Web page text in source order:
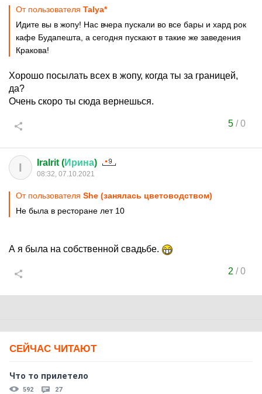
От пользователя Talya*
Идите вы в жопу! Нас вчера пускали во все бары и хард рок
кафе Будапешта, а сегодня пускают в такие же заведения
Кракова!
Хорошо посылать всех в жопу, когда ты за границей,
да?
Очень скоро ты сюда вернешься.
5/0
I IraIrit (Ирина)
08:32, 07.10.2021
От пользователя She (занялась цветоводством)
Не была в ресторане лет 10
А я была на собственной свадьбе.
2 /0
СЕЙЧАС ЧИТАЮТ
Что то прилетело
592 27